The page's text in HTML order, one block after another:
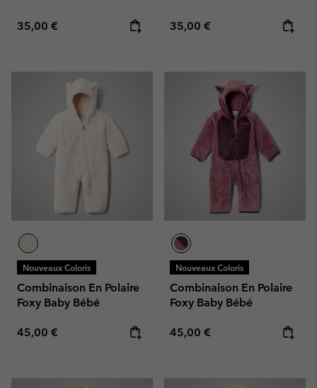
Regular price:
35,00 € Regular price:
35,00 €
Nouveaux Coloris
Combinaison En Polaire
Foxy Baby Bébé
Regular price:
45,00 €
Nouveaux Coloris
Combinaison En Polaire
Foxy Baby Bébé
Regular price:
45,00 €